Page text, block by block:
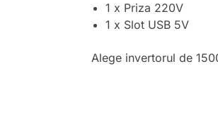
1 x Priza 220V
1 x Slot USB 5V
Alege invertorul de